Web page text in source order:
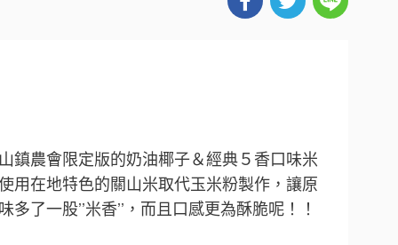
鎮農會限定版的奶油椰子＆經典５香口味米
用在地特色的關山米取代玉米粉製作，讓原
多了一股’’米香’’，而且口感更為酥脆呢！！